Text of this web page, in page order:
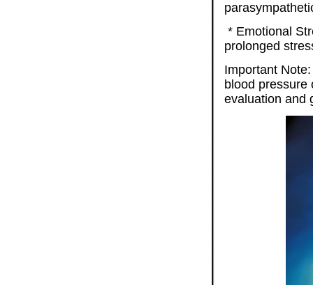
* Emotional
prolonged
Important
blood pressure
evaluation and